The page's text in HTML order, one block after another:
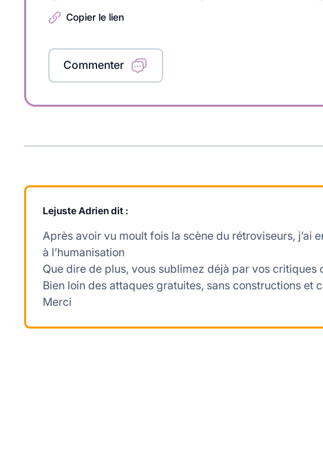
Copier le lien
Commenter
Lejuste Adriendit :
Après avoir vu moult fois la scène du rétroviseurs, j’ai
à l’humanisation
Que dire de plus, vous sublimez déjà par vos
Bien loin des attaques gratuites, sans constructions et
Merci